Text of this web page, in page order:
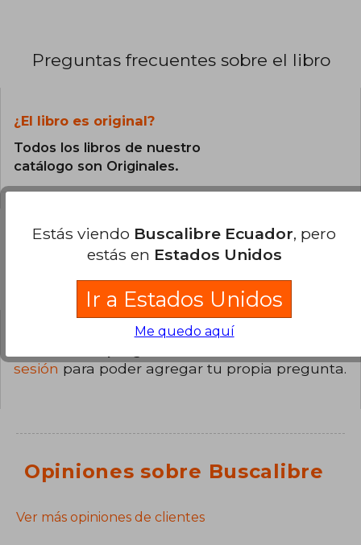
Preguntas frecuentes sobre el libro
¿El libro es original?
Todos los libros de nuestro
catálogo son Originales.
Preguntas y respuestas sobre el libro
sesión para poder agregar tu propia pregunta.
Opiniones sobre Buscalibre
Ver más opiniones de clientes
Estás viendo Buscalibre Ecuador, pero
estás en Estados Unidos
Ir a Estados Unidos
Me quedo aquí